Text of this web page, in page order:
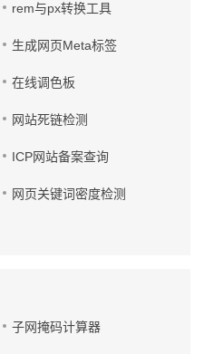
rem与px转换工具
生成网页Meta标签
在线调色板
网站死链检测
ICP网站备案查询
网页关键词密度检测
子网掩码计算器